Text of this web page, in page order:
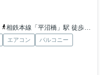
相鉄本線「平沼橋」駅 徒歩4分
エアコン
バルコニー